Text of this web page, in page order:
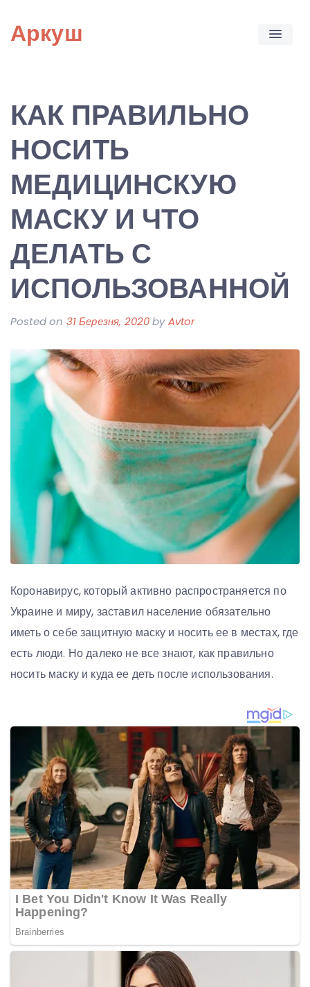
content
Аркуш
КАК ПРАВИЛЬНО
НОСИТЬ
МЕДИЦИНСКУЮ
МАСКУ И ЧТО
ДЕЛАТЬ С
ИСПОЛЬЗОВАННОЙ
Posted on 31 Березня, 2020byAvtor
Коронавирус, который активно распространяется по
Украине и миру, заставил население обязательно
иметь о себе защитную маску и носить ее в местах, где
есть люди. Но далеко не все знают, как правильно
носить маску и куда ее деть после использования.